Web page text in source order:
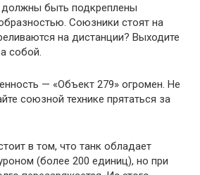
быть подкреплены
Союзники стоят на
на дистанции? Выходите
собой.
— «Объект 279» огромен. Не
союзной технике прятаться за
в том, что танк обладает
(более 200 единиц), но при